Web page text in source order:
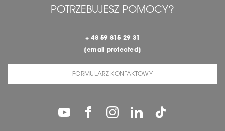
POTRZEBUJESZ POMOCY?
+ 48 59 815 29 31
[email protected]
FORMULARZ KONTAKTOWY